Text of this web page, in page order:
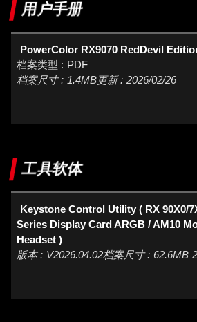
用户手册
PowerColor RX9070 RedDevil
PDF
1.4MB
2026/02/26
工具软体
Keystone Control Utility ( RX 90X0/
Series Display Card ARGB / AM10
Headset )
V2026.04.02
62.6MB